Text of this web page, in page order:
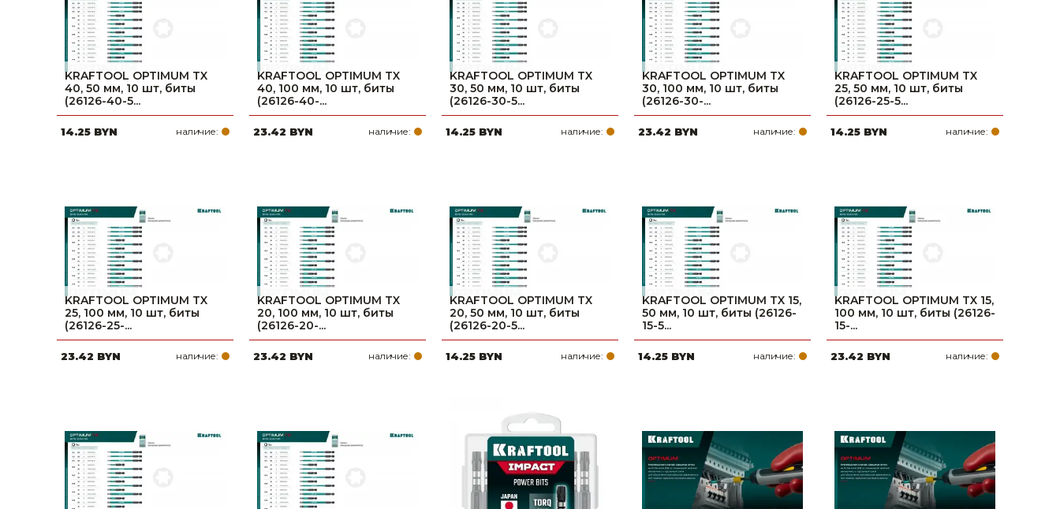
Автомобильные товары, инструменты
Резинотехнические, асбестовые изделия, каболка
KRAFTOOL OPTIMUM TX
40, 50 мм, 10 шт, биты
(26126-40-5...
14.25 BYN наличие:
KRAFTOOL OPTIMUM TX
40, 100 мм, 10 шт, биты
(26126-40-...
23.42 BYN наличие:
KRAFTOOL OPTIMUM TX
30, 50 мм, 10 шт, биты
(26126-30-5...
14.25 BYN наличие:
KRAFTOOL OPTIMUM TX
30, 100 мм, 10 шт, биты
(26126-30-...
23.42 BYN наличие:
KRAFTOOL OPTIMUM TX
25, 50 мм, 10 шт, биты
(26126-25-5...
14.25 BYN наличие:
KRAFTOOL OPTIMUM TX
25, 100 мм, 10 шт, биты
(26126-25-...
23.42 BYN наличие:
KRAFTOOL OPTIMUM TX
20, 100 мм, 10 шт, биты
(26126-20-...
23.42 BYN наличие:
KRAFTOOL OPTIMUM TX
20, 50 мм, 10 шт, биты
(26126-20-5...
14.25 BYN наличие:
KRAFTOOL OPTIMUM TX 15,
50 мм, 10 шт, биты (26126-
15-5...
14.25 BYN наличие:
KRAFTOOL OPTIMUM TX 15,
100 мм, 10 шт, биты (26126-
15-...
23.42 BYN наличие: